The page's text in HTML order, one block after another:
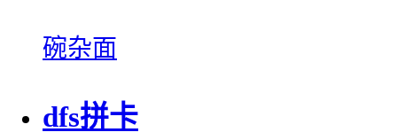
碗杂面
dfs拼卡